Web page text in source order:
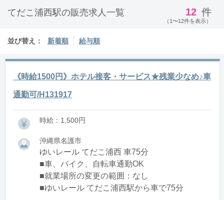
てだこ浦西駅の販売求人一覧 12 件
（1〜12件を表示）
並び替え： 新着順 給与順
《時給1500円》ホテル接客・サービス★残業少なめ♪車
通勤可/H131917
時給：1,500円
沖縄県名護市
ゆいレール てだこ浦西 車75分
■車、バイク、自転車通勤OK
■就業場所の変更の範囲：なし
■ゆいレール てだこ浦西駅から車で75分